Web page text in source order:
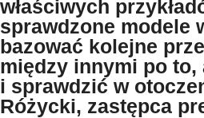
właściwych
sprawdzone modele
bazować kolejne
między innymi po
i sprawdzić w
Różycki, zastępca